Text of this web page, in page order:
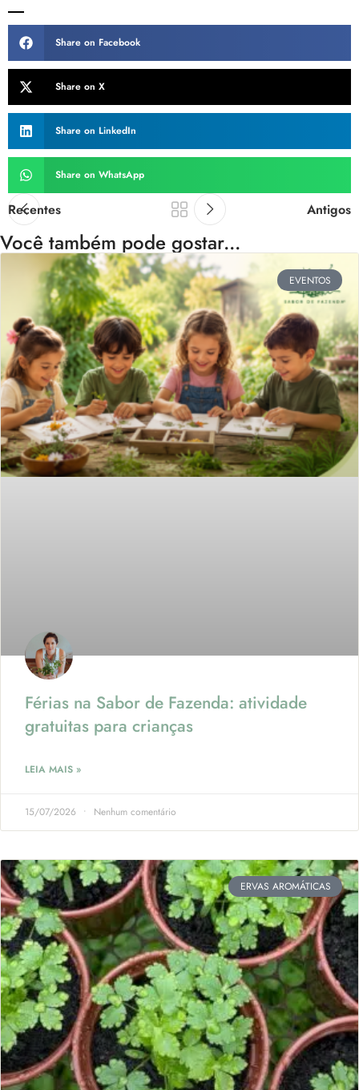
Share on Facebook
Share on X
Share on LinkedIn
Share on WhatsApp
Recentes Antigos
Você também pode gostar...
EVENTOS
Férias na Sabor de Fazenda: atividade
gratuitas para crianças
LEIA MAIS »
15/07/2026 Nenhum comentário
ERVAS AROMÁTICAS